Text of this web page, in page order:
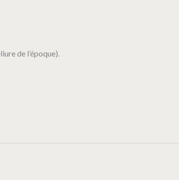
de l’époque).